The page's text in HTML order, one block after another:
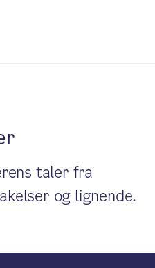
taler fra
og lignende.